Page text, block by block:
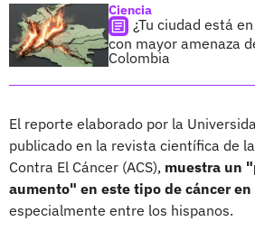
Ciencia
¿Tu ciudad está
con mayor amenaza
Colombia
El reporte elaborado por la
publicado en la revista científica de
Contra El Cáncer (ACS), muestra un
aumento" en este tipo de cáncer
especialmente entre los hispanos.